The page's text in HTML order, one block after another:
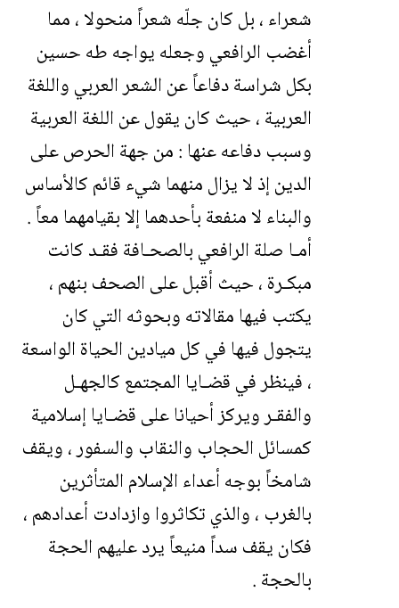
شعراء ، بل كان جلّه شعراً منحولا ، مما
أغضب الرافعي وجعله يواجه طه حسين
بكل شراسة دفاعاً عن الشعر العربي واللغة
العربية ، حيث كان يقول عن اللغة العربية
وسبب دفاعه عنها : من جهة الحرص على
الدين إذ لا يزال منهما شيء قائم كالأساس
والبناء لا منفعة بأحدهما إلا بقيامهما معاً .
أمـا صلة الرافعي بالصحـافة فقـد كانت
مبكـرة ، حيث أقبل على الصحف بنهم ،
يكتب فيها مقالاته وبحوثه التي كان
يتجول فيها في كل ميادين الحياة الواسعة
، فينظر في قضـايا المجتمع كالجهـل
والفقـر ويركز أحيانا على قضـايا إسلامية
كمسائل الحجاب والنقاب والسفور ، ويقف
شامخاً بوجه أعداء الإسلام المتأثرين
بالغرب ، والذي تكاثروا وازدادت أعدادهم ،
فكان يقف سداً منيعاً يرد عليهم الحجة
بالحجة .